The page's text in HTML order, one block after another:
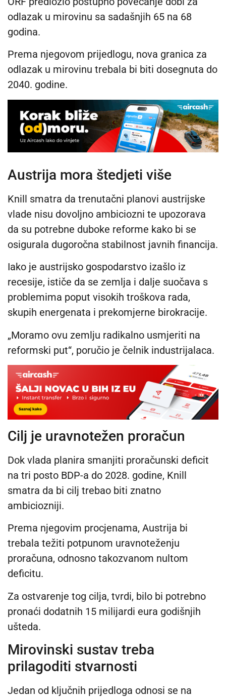
odlazak u mirovinu sa sadašnjih 65 na 68
godina.
Prema njegovom prijedlogu, nova granica za
odlazak u mirovinu trebala bi biti dosegnuta do
2040. godine.
Austrija mora štedjeti više
Knill smatra da trenutačni planovi austrijske
vlade nisu dovoljno ambiciozni te upozorava
da su potrebne duboke reforme kako bi se
osigurala dugoročna stabilnost javnih financija.
Iako je austrijsko gospodarstvo izašlo iz
recesije, ističe da se zemlja i dalje suočava s
problemima poput visokih troškova rada,
skupih energenata i prekomjerne birokracije.
„Moramo ovu zemlju radikalno usmjeriti na
reformski put“, poručio je čelnik industrijalaca.
Cilj je uravnotežen proračun
Dok vlada planira smanjiti proračunski deficit
na tri posto BDP-a do 2028. godine, Knill
smatra da bi cilj trebao biti znatno
ambiciozniji.
Prema njegovim procjenama, Austrija bi
trebala težiti potpunom uravnoteženju
proračuna, odnosno takozvanom nultom
deficitu.
Za ostvarenje tog cilja, tvrdi, bilo bi potrebno
pronaći dodatnih 15 milijardi eura godišnjih
ušteda.
Mirovinski sustav treba
prilagoditi stvarnosti
Jedan od ključnih prijedloga odnosi se na